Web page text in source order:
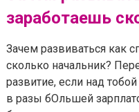
заработаешь
Зачем развиваться как
сколько начальник?
развитие, если над
в разы бОльшей